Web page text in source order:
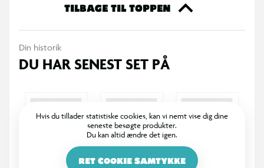
TILBAGE TIL TOPPEN
Din historik
DU HAR SENEST SET PÅ
Hvis du tillader statistiske cookies, kan vi nemt vise dig dine
seneste besøgte produkter.
Du kan altid ændre det igen.
RET COOKIE SAMTYKKE